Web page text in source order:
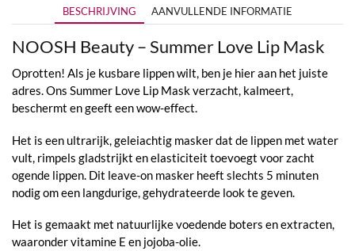
BESCHRIJVING AANVULLENDE INFORMATIE
NOOSH Beauty – Summer Love Lip Mask
Oprotten! Als je kusbare lippen wilt, ben je hier aan het juiste
adres. Ons Summer Love Lip Mask verzacht, kalmeert,
beschermt en geeft een wow-effect.
Het is een ultrarijk, geleiachtig masker dat de lippen met water
vult, rimpels gladstrijkt en elasticiteit toevoegt voor zacht
ogende lippen. Dit leave-on masker heeft slechts 5 minuten
nodig om een ​​langdurige, gehydrateerde look te geven.
Het is gemaakt met natuurlijke voedende boters en extracten,
waaronder vitamine E en jojoba-olie.